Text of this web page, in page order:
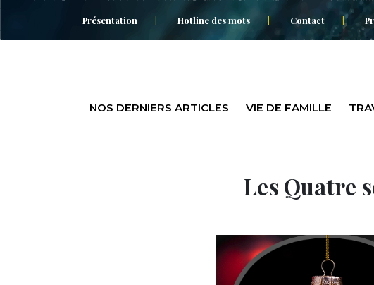
Présentation Hotline des mots Contact
NOS DERNIERS ARTICLES VIE DE FAMILLE
Les Quatre